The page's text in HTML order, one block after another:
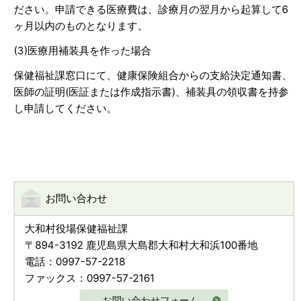
ださい。申請できる医療費は、診療月の翌月から起算して6
ヶ月以内のものとなります。
(3)医療用補装具を作った場合
保健福祉課窓口にて、健康保険組合からの支給決定通知書、
医師の証明(医証または作成指示書)、補装具の領収書を持参
し申請してください。
お問い合わせ
大和村役場保健福祉課
〒894-3192 鹿児島県大島郡大和村大和浜100番地
電話：0997-57-2218
ファックス：0997-57-2161